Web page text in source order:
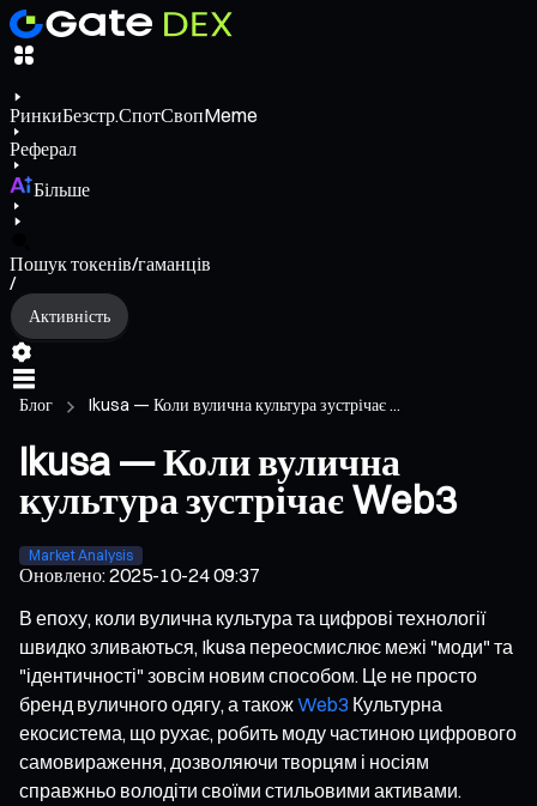
РинкиБезстр.СпотСвопMeme
Реферал
Більше
Пошук токенів/гаманців
/
Активність
Блог Ikusa — Коли вулична культура зустрічає ...
Ikusa — Коли вулична
культура зустрічає Web3
Market Analysis
Оновлено:2025-10-24 09:37
В епоху, коли вулична культура та цифрові технології
швидко зливаються, Ikusa переосмислює межі "моди" та
"ідентичності" зовсім новим способом. Це не просто
бренд вуличного одягу, а такожWeb3 Культурна
екосистема, що рухає, робить моду частиною цифрового
самовираження, дозволяючи творцям і носіям
справжньо володіти своїми стильовими активами.